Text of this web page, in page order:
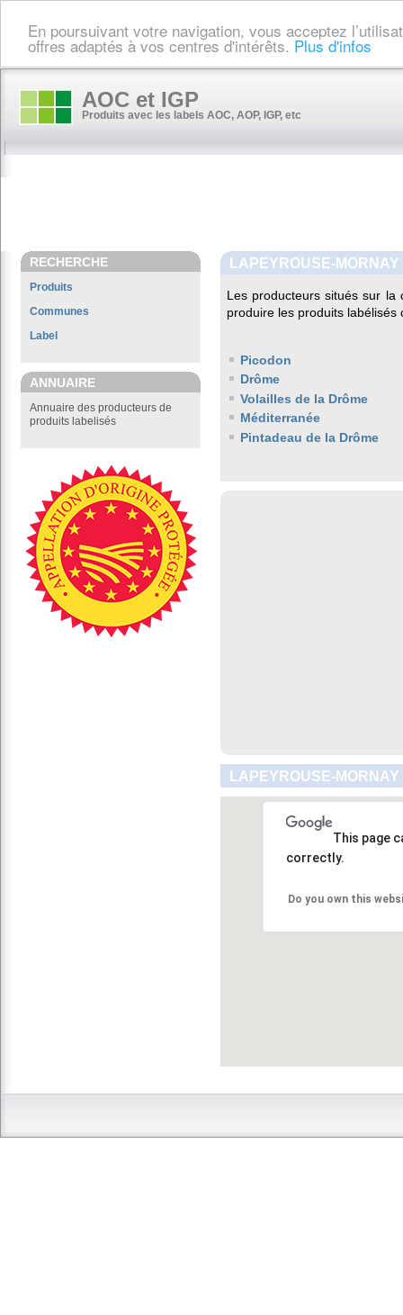
En poursuivant votre navigation, vous acceptez
offres adaptés à vos centres d'intérêts. Plus d'infos
AOC et IGP
Produits avec les labels AOC, AOP, IGP, etc
RECHERCHE
Produits
Communes
Label
ANNUAIRE
Annuaire des producteurs de
produits labelisés
LAPEYROUSE-MORNAY
Les producteurs situés sur la
produire les produits labélisés
Picodon
Drôme
Volailles de la Drôme
Méditerranée
Pintadeau de la Drôme
LAPEYROUSE-
This page
correctly.
Do you own this